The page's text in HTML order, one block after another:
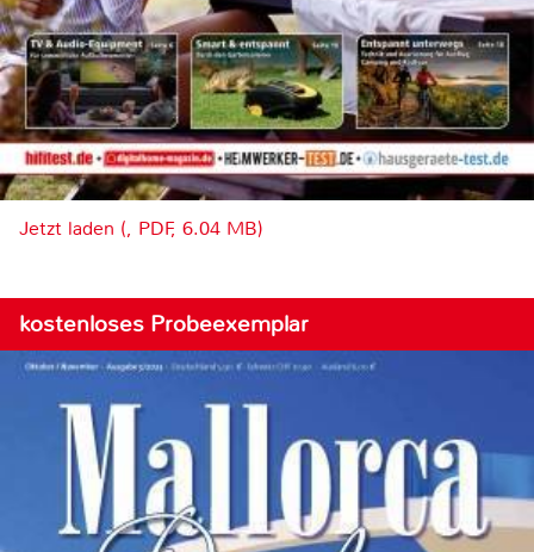
Jetzt laden (, PDF, 6.04 MB)
kostenloses Probeexemplar